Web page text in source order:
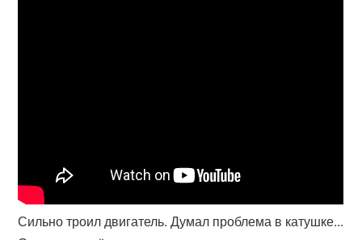
Сильно троил двигатель. Думал проблема в катушке...